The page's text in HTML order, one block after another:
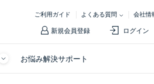
ご利用ガイド よくある質問 会社情
新規会員登録 ログイン
お悩み解決サポート